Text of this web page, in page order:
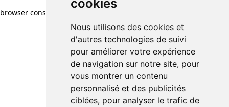
cookies
Nous utilisons des cookies et
d'autres technologies de suivi
pour améliorer votre expérience
de navigation sur notre site, pour
vous montrer un contenu
personnalisé et des publicités
ciblées, pour analyser le trafic de
browser console for more information)